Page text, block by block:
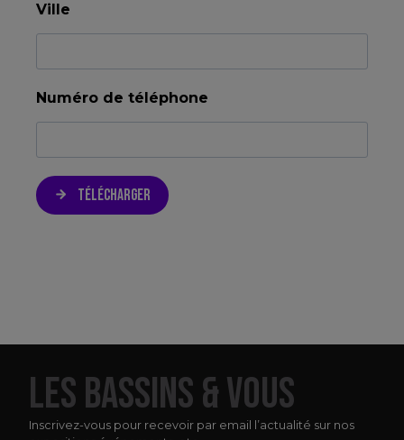
Ville
Numéro de téléphone
TÉLÉCHARGER
LES BASSINS & VOUS
Inscrivez-vous pour recevoir par email l’actualité sur nos